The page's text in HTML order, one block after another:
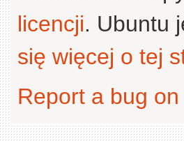
licencji. Ubuntu
się więcej o tej
Report a bug